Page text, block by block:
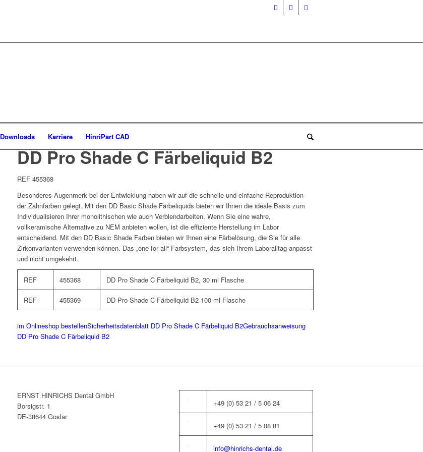
Downloads Karriere HinriPart CAD
DD Pro Shade C Färbeliquid B2
REF 455368
Besonderes Augenmerk bei der Entwicklung haben wir auf die schnelle und einfache Reproduktion
der Zahnfarben gelegt. Mit den DD Basic Shade Färbeliquids bieten wir Ihnen die ideale Basis zum
Individualisieren Ihrer monolithischen wie auch Verblendarbeiten. Wenn Sie eine wahre,
vollkeramische Alternative zu NEM anbieten wollen, ist die effiziente Herstellung im Labor
entscheidend. Mit den DD Basic Shade Farben bieten wir Ihnen eine Färbelösung, die Sie für alle
Zirkonvarianten verwenden können. Das „one for all“ Farbsystem, das sich Ihrem Laboralltag anpasst
und nicht umgekehrt.
REF 455368 DD Pro Shade C Färbeliquid B2, 30 ml Flasche
REF 455369 DD Pro Shade C Färbeliquid B2 100 ml Flasche
im Onlineshop bestellenSicherheitsdatenblatt DD Pro Shade C Färbeliquid B2Gebrauchsanweisung
DD Pro Shade C Färbeliquid B2
ERNST HINRICHS Dental GmbH
Borsigstr. 1
DE-38644 Goslar
+49 (0) 53 21 / 5 06 24
+49 (0) 53 21 / 5 08 81
info@hinrichs-dental.de